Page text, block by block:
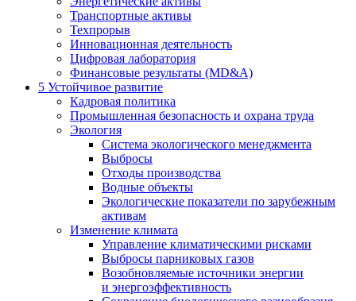
Транспортные активы
Техпрорыв
Инновационная деятельность
Цифровая лаборатория
Финансовые результаты (MD&A)
5 Устойчивое развитие
Кадровая политика
Промышленная безопасность и охрана труда
Экология
Система экологического менеджмента
Выбросы
Отходы производства
Водные объекты
Экологические показатели по зарубежным
активам
Изменение климата
Управление климатическими рисками
Выбросы парниковых газов
Возобновляемые источники энергии
и энергоэффективность